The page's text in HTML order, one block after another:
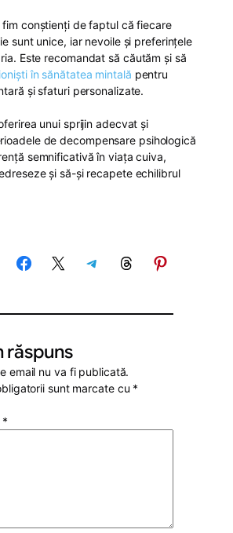
fim conștienți de faptul că fiecare
sunt unice, iar nevoile și preferințele
Este recomandat să căutăm și să
în sănătatea mintală pentru
și sfaturi personalizate.
unui sprijin adecvat și
de decompensare psihologică
semnificativă în viața cuiva,
și să-și recapete echilibrul
Share on Facebook
Share on X Share on TelegramShare on ThreadsShare on Pinterest
răspuns
email nu va fi publicată.
sunt marcate cu *
*